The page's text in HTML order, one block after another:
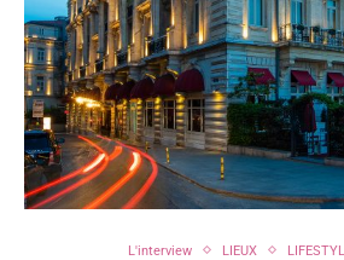
L'interview LIEUX